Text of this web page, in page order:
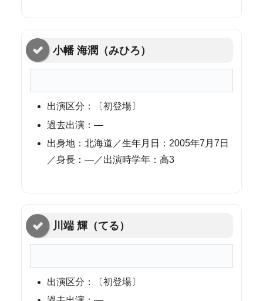
小幡 海潤（みひろ）
出演区分：〔初登場〕
過去出演：—
出身地：北海道／生年月日：2005年7月7日
／身長：—／出演時学年：高3
川端 輝（てる）
出演区分：〔初登場〕